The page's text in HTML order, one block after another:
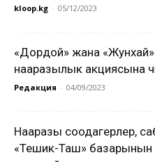
kloop.kg - 05/12/2023
«Дордой» жана
нааразылык акциясына
Редакция - 04/09/2023
Нааразы соодагерлер,
«Тешик-Таш» базарынын